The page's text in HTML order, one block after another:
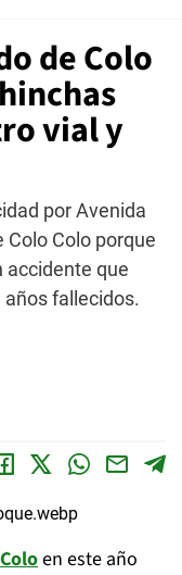
de Colo
vial y
por Avenida
Colo porque
accidente que
años fallecidos.
en este año